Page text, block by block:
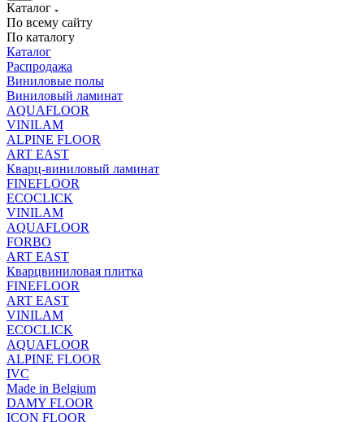
Каталог
По всему сайту
По каталогу
Каталог
Распродажа
Виниловые полы
Виниловый ламинат
AQUAFLOOR
VINILAM
ALPINE FLOOR
ART EAST
Кварц-виниловый ламинат
FINEFLOOR
ECOCLICK
VINILAM
AQUAFLOOR
FORBO
ART EAST
Кварцвиниловая плитка
FINEFLOOR
ART EAST
VINILAM
ECOCLICK
AQUAFLOOR
ALPINE FLOOR
IVC
Made in Belgium
DAMY FLOOR
ICON FLOOR